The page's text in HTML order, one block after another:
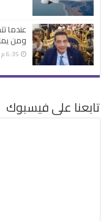
عندما
ومن
6:35 م | 8 أغسطس، 2026
تابعنا على فيسبوك